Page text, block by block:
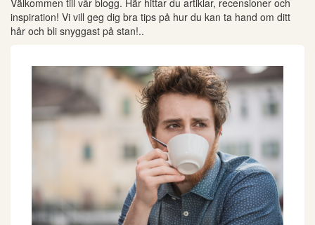
Välkommen till vår blogg. Här hittar du artiklar, recensioner och
inspiration! Vi vill geg dig bra tips på hur du kan ta hand om ditt
hår och bli snyggast på stan!..